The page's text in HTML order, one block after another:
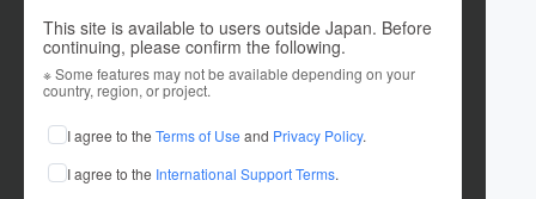
This site is available to users outside Japan. Before
continuing, please confirm the following.
※ Some features may not be available depending on your
country, region, or project.
I agree to the Terms of Use and Privacy Policy.
I agree to the International Support Terms.
higashiyamaonsen_bonodori
これまでに1件のプロジェクトを投稿しています
在住国：日本 現在地：福島県